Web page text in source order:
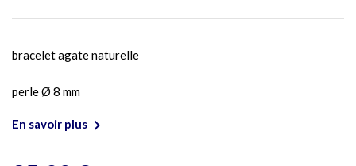
bracelet agate naturelle
perle Ø 8 mm
En savoir plus 